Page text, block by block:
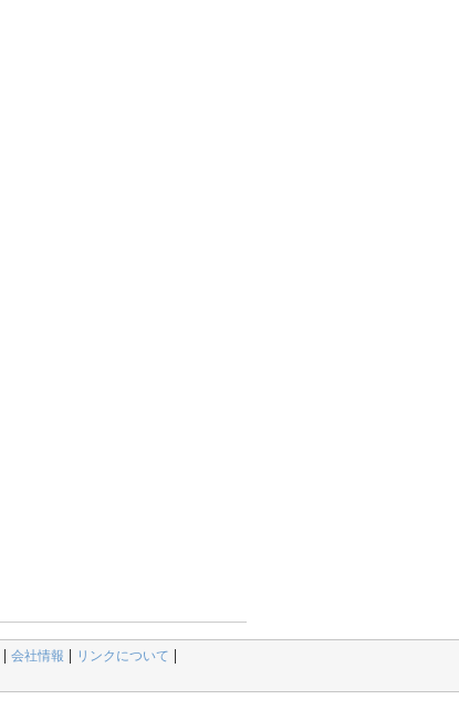
会社情報
リンクについて